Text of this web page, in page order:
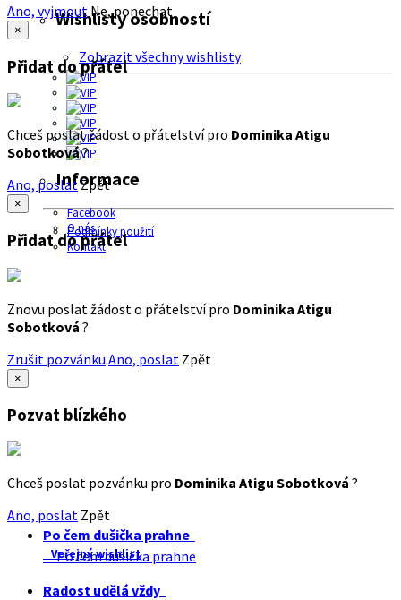
Wishlisty osobností
Zobrazit všechny wishlisty
Informace
Facebook
O nás
Podmínky použití
Kontakt
Ano, vyjmout Ne, ponechat
×
Přidat do přátel
Chceš poslat žádost o přátelství pro Dominika Atigu
Sobotková?
Ano, poslatZpět
×
Přidat do přátel
Znovu poslat žádost o přátelství pro Dominika Atigu
Sobotková ?
Zrušit pozvánku Ano, poslat Zpět
×
Pozvat blízkého
Chceš poslat pozvánku pro Dominika Atigu Sobotková ?
Ano, poslat Zpět
Po čem dušička prahne
Veřejný wishlist
Po čem dušička prahne
Radost udělá vždy